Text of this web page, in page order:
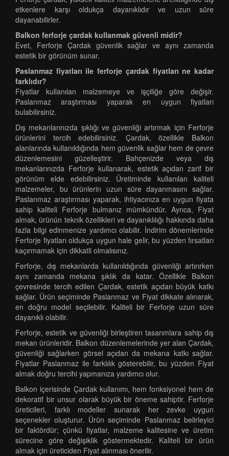
etkenlere karşı oldukça dayanıklıdır ve uzun süre
dayanabilirler.
Balkon ferforje çardak kullanmak güvenli midir?
Evet, Ferforje Çardak güvenlik sağlar ve aynı zamanda
estetik bir görünüm sunar.
Paslanmaz fiyatları ile ferforje çardak fiyatları ne kadar
farklıdır?
Fiyatlar kullanılan malzemeye ve işçiliğe göre değişir.
Paslanmaz araştırması yaparak en uygun fiyatları
bulabilirsiniz.
Dış mekanlarınızda şıklığı ve güvenliği artırmak için Ferforje
ürünlerini tercih edebilirsiniz. Çardak, özellikle Balkon
alanlarında kullanıldığında hem güvenlik sağlar hem de çevre
düzenlemesini güzelleştirir. Bahçenizde veya dış
mekanlarınızda Ferforje kullanarak, estetik açıdan zarif bir
görünüm elde edebilirsiniz. Üretiminde kullanılan kaliteli
malzemeler, bu ürünlerin uzun süre dayanmasını sağlar.
Paslanmaz araştırması yaparak, ihtiyacınıza en uygun fiyata
sahip kaliteli Ferforje bulmanız mümkündür. Ayrıca, Fiyat
almak, ürünün teknik özellikleri ve dayanıklılığı hakkında daha
fazla bilgi edinmenize yardımcı olabilir. İndirim dönemlerinde
Ferforje fiyatları oldukça uygun hale gelir, bu yüzden fırsatları
kaçırmamak için dikkatli olmalısınız.
Ferforje, dış mekanlarda kullanıldığında güvenliği artırırken
aynı zamanda mekana şıklık da katar. Özellikle Balkon
çevresinde tercih edilen Çardak, estetik açıdan büyük katkı
sağlar. Ürün seçiminde Paslanmaz ve Fiyat dikkate alınarak,
en doğru model seçilebilir. Kaliteli bir Ferforje uzun süre
dayanıklı olabilir.
Ferforje, estetik ve güvenliği birleştiren tasarımlara sahip dış
mekan ürünleridir. Balkon düzenlemelerinde yer alan Çardak,
güvenliği sağlarken görsel açıdan da mekana katkı sağlar.
Fiyatlar Paslanmaz ile farklılık gösterebilir, bu yüzden Fiyat
almak doğru tercihi yapmanıza yardımcı olur.
Balkon içerisinde Çardak kullanımı, hem fonksiyonel hem de
dekoratif bir unsur olarak büyük bir öneme sahiptir. Ferforje
üreticileri, farklı modeller sunarak her zevke uygun
seçenekler oluşturur. Ürün seçiminde Paslanmaz belirleyici
bir faktördür; çünkü fiyatlar, malzeme kalitesine ve üretim
sürecine göre değişiklik göstermektedir. Kaliteli bir ürün
almak için üreticiden Fiyat alınması önerilir.